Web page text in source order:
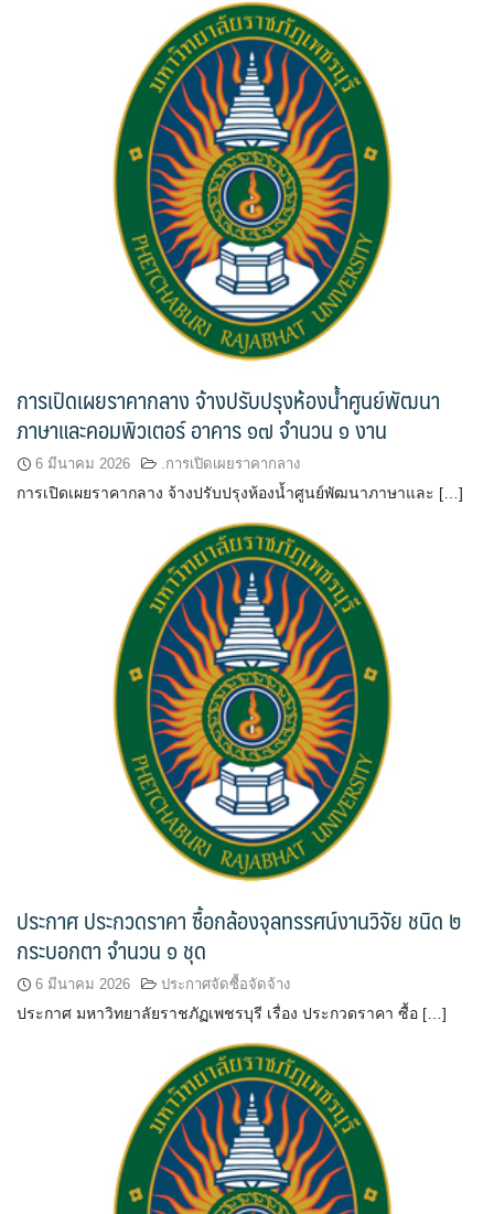
การเปิดเผยราคากลาง จ้างปรับปรุงห้องน้ำศูนย์พัฒนา
ภาษาและคอมพิวเตอร์ อาคาร ๑๗ จำนวน ๑ งาน
6 มีนาคม 2026 .การเปิดเผยราคากลาง
การเปิดเผยราคากลาง จ้างปรับปรุงห้องน้ำศูนย์พัฒนาภาษาและ […]
ประกาศ ประกวดราคา ซื้อกล้องจุลทรรศน์งานวิจัย ชนิด ๒
กระบอกตา จำนวน ๑ ชุด
6 มีนาคม 2026 ประกาศจัดซื้อจัดจ้าง
ประกาศ มหาวิทยาลัยราชภัฏเพชรบุรี เรื่อง ประกวดราคา ซื้อ […]